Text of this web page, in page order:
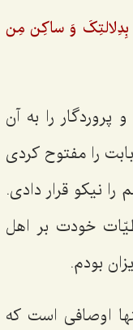
وَ ساکِن مِن
را به آن
را مفتوح کردی
نیکو قرار دادی.
خودت بر اهل
بودم.
اوصافی است که